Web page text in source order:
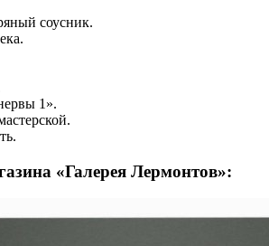
соусник.
1».
«Галерея Лермонтов»: